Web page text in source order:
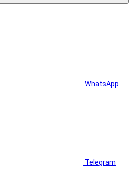
WhatsApp
Telegram